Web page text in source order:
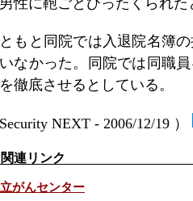
性に鞄ごとひったくられた
もと同院では入退院名簿
なかった。同院では同職
徹底させるとしている。
Security NEXT - 2006/12/19 ）
関連リンク
がんセンター